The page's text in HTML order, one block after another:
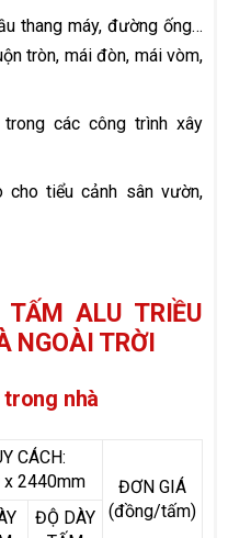
thang máy, đường ống…
tròn, mái đòn, mái vòm,
các công trình xây
tiểu cảnh sân vườn,
ALU TRIỀU
NGOÀI TRỜI
trong nhà
CÁCH:
x 2440mm
ĐƠN GIÁ
(đồng/tấm)
ĐỘ DÀY